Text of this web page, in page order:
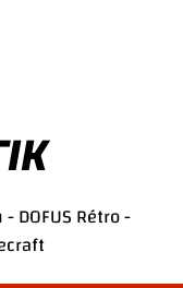
-DOFUS Rétro-